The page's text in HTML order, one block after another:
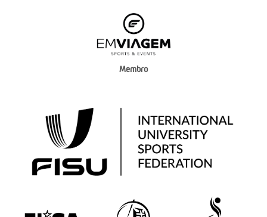
Membro